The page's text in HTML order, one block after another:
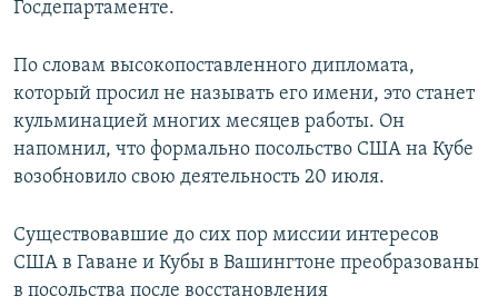
Госдепартаменте.
По словам высокопоставленного дипломата,
который просил не называть его имени, это станет
кульминацией многих месяцев работы. Он
напомнил, что формально посольство США на Кубе
возобновило свою деятельность 20 июля.
Существовавшие до сих пор миссии интересов
США в Гаване и Кубы в Вашингтоне преобразованы
в посольства после восстановления